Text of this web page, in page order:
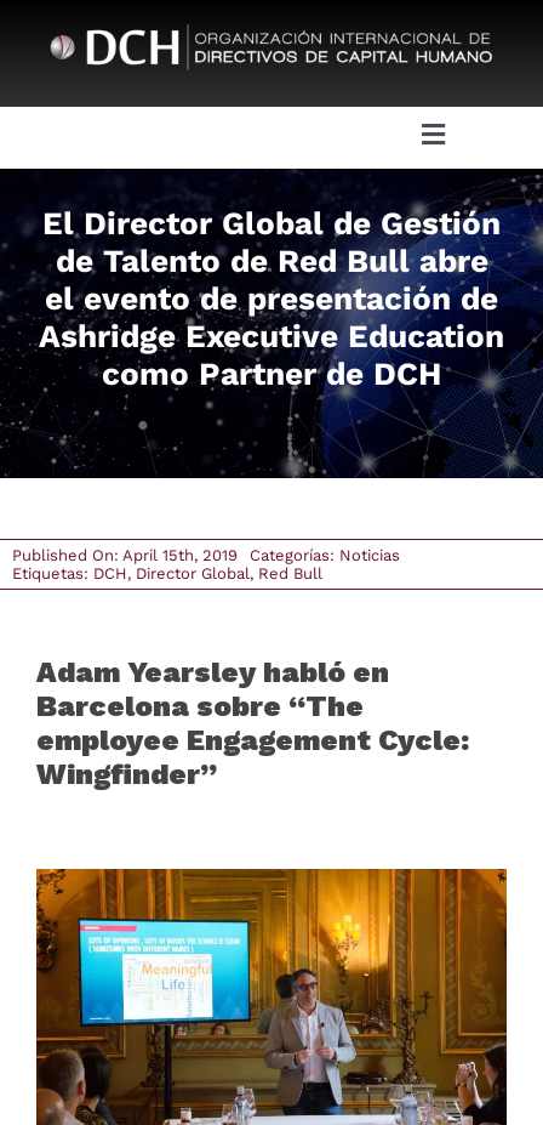
Toggle
Sobre DCH
Juntas Directivas
Eventos
Actividades
Contacto
login
Latam
El Director Global de Gestión
de Talento de Red Bull abre
el evento de presentación de
Ashridge Executive Education
como Partner de DCH
Published On: April 15th, 2019 Categorías: Noticias
Etiquetas: DCH, Director Global, Red Bull
Adam Yearsley habló en
Barcelona sobre “The
employee Engagement Cycle:
Wingfinder”